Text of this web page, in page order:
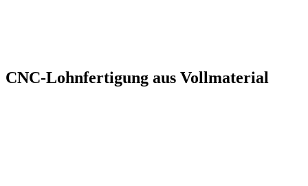
CNC-Lohnfertigung aus Vollmaterial